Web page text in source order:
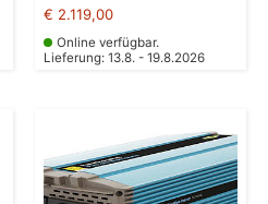
€ 2.119,00
Online verfügbar.
Lieferung: 13.8. - 19.8.2026